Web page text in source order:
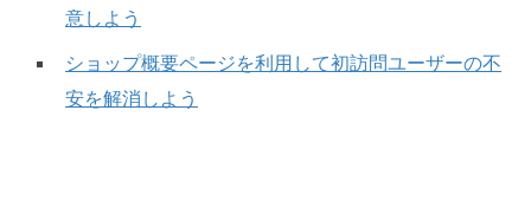
意しよう
ショップ概要ページを利用して初訪問ユーザーの不
安を解消しよう